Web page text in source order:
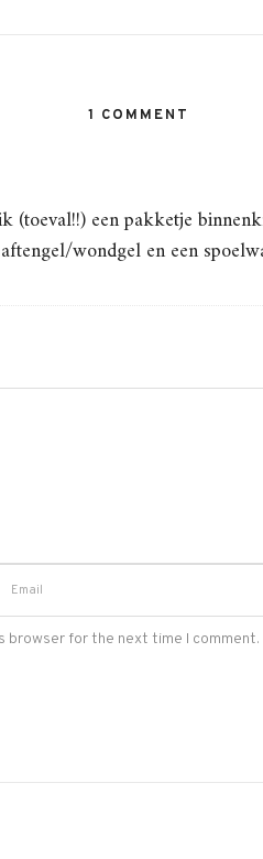
1 COMMENT
een pakketje
wondgel en een
browser for the next time I comment.